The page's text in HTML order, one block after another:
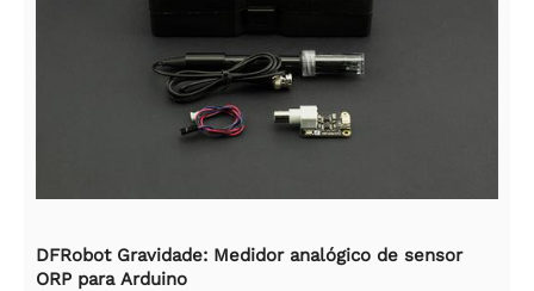
DFRobot Gravidade: Medidor analógico de sensor
ORP para Arduino